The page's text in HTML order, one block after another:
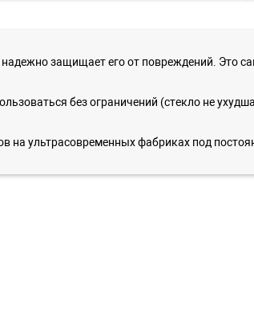
защищает его от повреждений. Это
без ограничений (стекло не
ультрасовременных фабриках под